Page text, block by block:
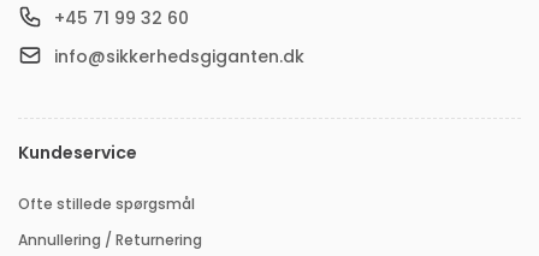
+45 71 99 32 60
info@sikkerhedsgiganten.dk
Kundeservice
Ofte stillede spørgsmål
Annullering / Returnering